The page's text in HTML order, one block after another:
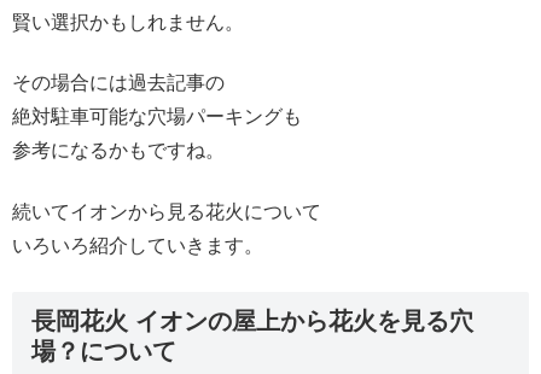
賢い選択かもしれません。
その場合には過去記事の
絶対駐車可能な穴場パーキングも
参考になるかもですね。
続いてイオンから見る花火について
いろいろ紹介していきます。
長岡花火 イオンの屋上から花火を見る穴
場？について